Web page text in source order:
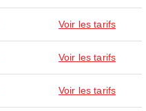
Voir les tarifs
Voir les tarifs
Voir les tarifs